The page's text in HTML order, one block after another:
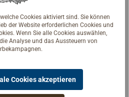
netto: 3,78 €
Am Lager
Cookies aktiviert sind. Sie können
der Website erforderlichen Cookies und
Wenn Sie alle Cookies auswählen,
Analyse und das Aussteuern von
Cookies akzeptieren